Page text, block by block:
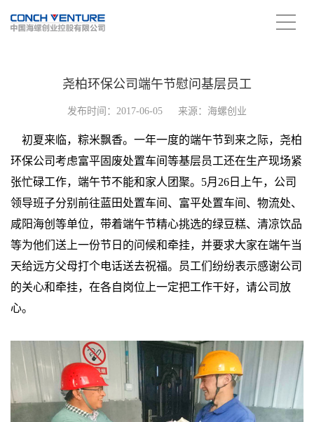
尧柏环保公司端午节慰问基层员工
发布时间：2017-06-05 来源：海螺创业
初夏来临，粽米飘香。一年一度的端午节到来之际，尧柏
环保公司考虑富平固废处置车间等基层员工还在生产现场紧
张忙碌工作，端午节不能和家人团聚。5月26日上午，公司
领导班子分别前往蓝田处置车间、富平处置车间、物流处、
咸阳海创等单位，带着端午节精心挑选的绿豆糕、清凉饮品
等为他们送上一份节日的问候和牵挂，并要求大家在端午当
天给远方父母打个电话送去祝福。员工们纷纷表示感谢公司
的关心和牵挂，在各自岗位上一定把工作干好，请公司放
心。